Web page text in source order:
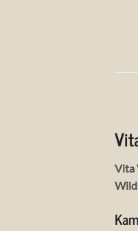
Vita